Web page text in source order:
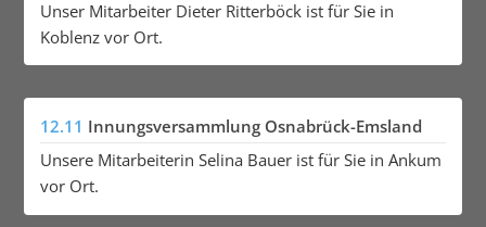
Unser Mitarbeiter Dieter Ritterböck ist für Sie in
Koblenz vor Ort.
12.11 Innungsversammlung Osnabrück-Emsland
Unsere Mitarbeiterin Selina Bauer ist für Sie in Ankum
vor Ort.